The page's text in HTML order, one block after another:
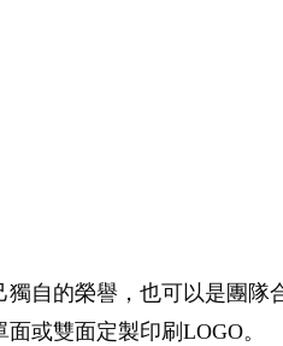
自的榮譽，也可以是團隊
或雙面定製印刷LOGO。